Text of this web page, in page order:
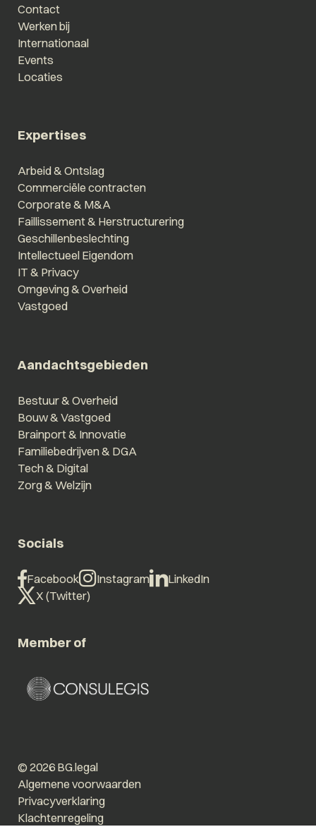
Contact
Werken bij
Internationaal
Events
Locaties
Expertises
Arbeid & Ontslag
Commerciële contracten
Corporate & M&A
Faillissement & Herstructurering
Geschillenbeslechting
Intellectueel Eigendom
IT & Privacy
Omgeving & Overheid
Vastgoed
Aandachtsgebieden
Bestuur & Overheid
Bouw & Vastgoed
Brainport & Innovatie
Familiebedrijven & DGA
Tech & Digital
Zorg & Welzijn
Socials
Facebook Instagram
LinkedIn
X (Twitter)
Member of
© 2026 BG.legal
Algemene voorwaarden
Privacyverklaring
Klachtenregeling